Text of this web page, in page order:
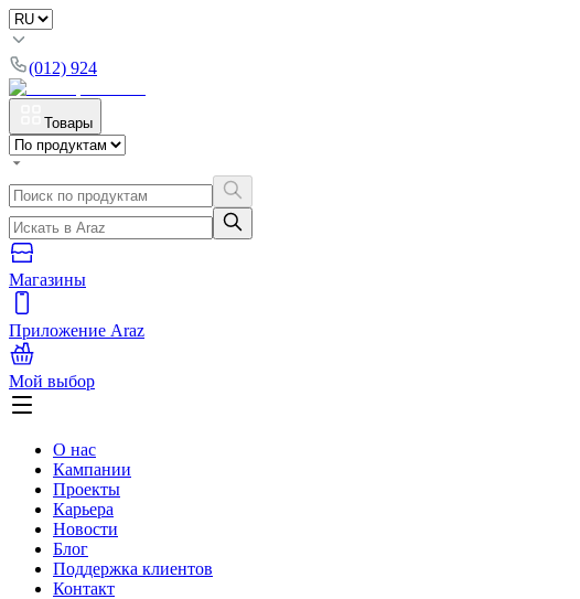
(012) 924
Товары
Магазины
Приложение Araz
Мой выбор
О нас
Кампании
Проекты
Карьера
Новости
Блог
Поддержка клиентов
Контакт